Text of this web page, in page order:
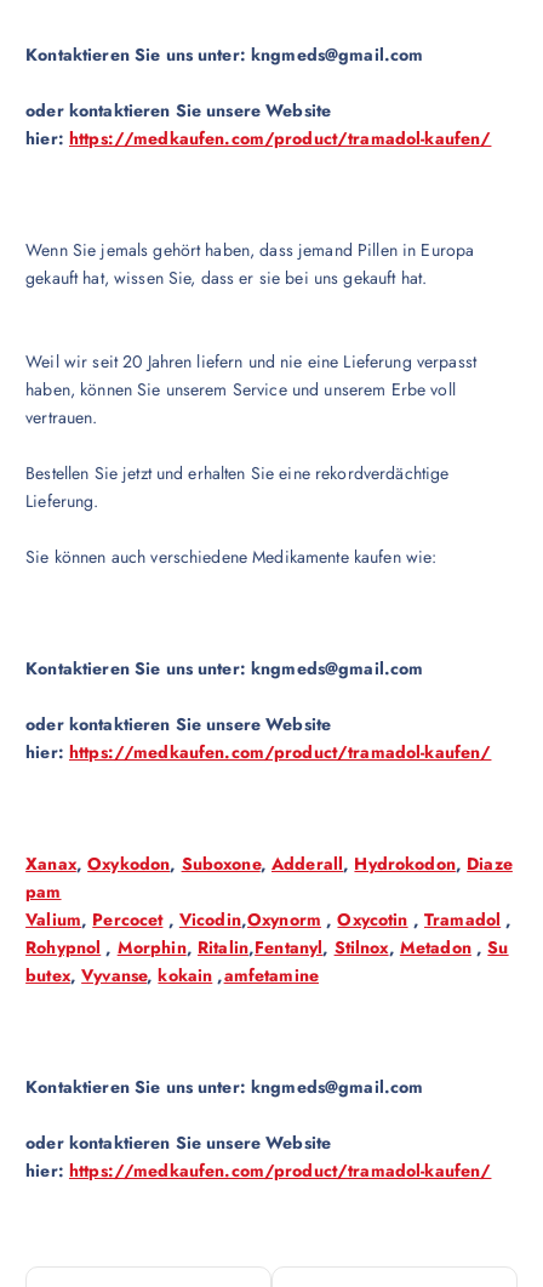
Kontaktieren Sie uns unter:kngmeds@gmail.com
oder kontaktieren Sie unsere Website
hier: https://medkaufen.com/product/tramadol-kaufen/
Wenn Sie jemals gehört haben, dass jemand Pillen in Europa
gekauft hat, wissen Sie, dass er sie bei uns gekauft hat.
Weil wir seit 20 Jahren liefern und nie eine Lieferung verpasst
haben, können Sie unserem Service und unserem Erbe voll
vertrauen.
Bestellen Sie jetzt und erhalten Sie eine rekordverdächtige
Lieferung.
Sie können auch verschiedene Medikamente kaufen wie:
Kontaktieren Sie uns unter:kngmeds@gmail.com
oder kontaktieren Sie unsere Website
hier: https://medkaufen.com/product/tramadol-kaufen/
Xanax,Oxykodon, Suboxone, Adderall, Hydrokodon, Diaze
pam
Valium, Percocet, Vicodin,Oxynorm ,Oxycotin ,Tramadol ,
Rohypnol , Morphin, Ritalin,Fentanyl, Stilnox, Metadon,Su
butex,Vyvanse,kokain ,amfetamine
Kontaktieren Sie uns unter:kngmeds@gmail.com
oder kontaktieren Sie unsere Website
hier: https://medkaufen.com/product/tramadol-kaufen/